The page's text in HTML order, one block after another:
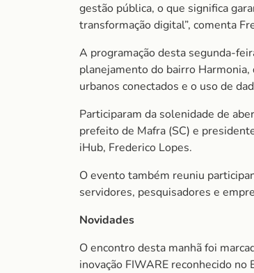
gestão pública, o que significa
transformação digital”, comenta
A programação desta segunda-
planejamento do bairro
urbanos conectados e o uso de
Participaram da solenidade de
prefeito de Mafra (SC) e
iHub, Frederico Lopes.
O evento também reuniu
servidores, pesquisadores e
Novidades
O encontro desta manhã foi
inovação FIWARE reconhecido